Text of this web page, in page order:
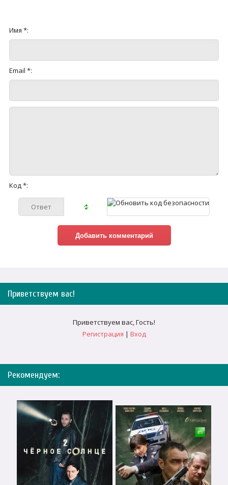
Имя *:
Email *:
Код *:
Приветствуем вас!
Приветствуем вас,Гость!
Регистрация | Вход
Рекомендуем: